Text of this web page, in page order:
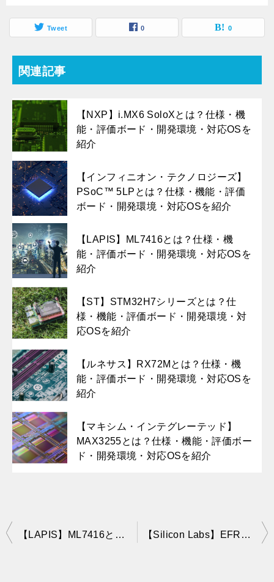
Tweet 0 0
関連記事
【NXP】i.MX6 SoloXとは？仕様・機
能・評価ボード・開発環境・対応OSを
紹介
【インフィニオン・テクノロジーズ】
PSoC™ 5LPとは？仕様・機能・評価
ボード・開発環境・対応OSを紹介
【LAPIS】ML7416とは？仕様・機
能・評価ボード・開発環境・対応OSを
紹介
【ST】STM32H7シリーズとは？仕
様・機能・評価ボード・開発環境・対
応OSを紹介
【ルネサス】RX72Mとは？仕様・機
能・評価ボード・開発環境・対応OSを
紹介
【マキシム・インテグレーテッド】
MAX3255とは？仕様・機能・評価ボー
ド・開発環境・対応OSを紹介
投
【LAPIS】ML7416とは？仕様・機能・評価ボード・開発環境・対応OSを紹介 【Silicon Labs】EFR32MG1とは？仕様・機能・評価ボード・開発環境・対応OSを紹介